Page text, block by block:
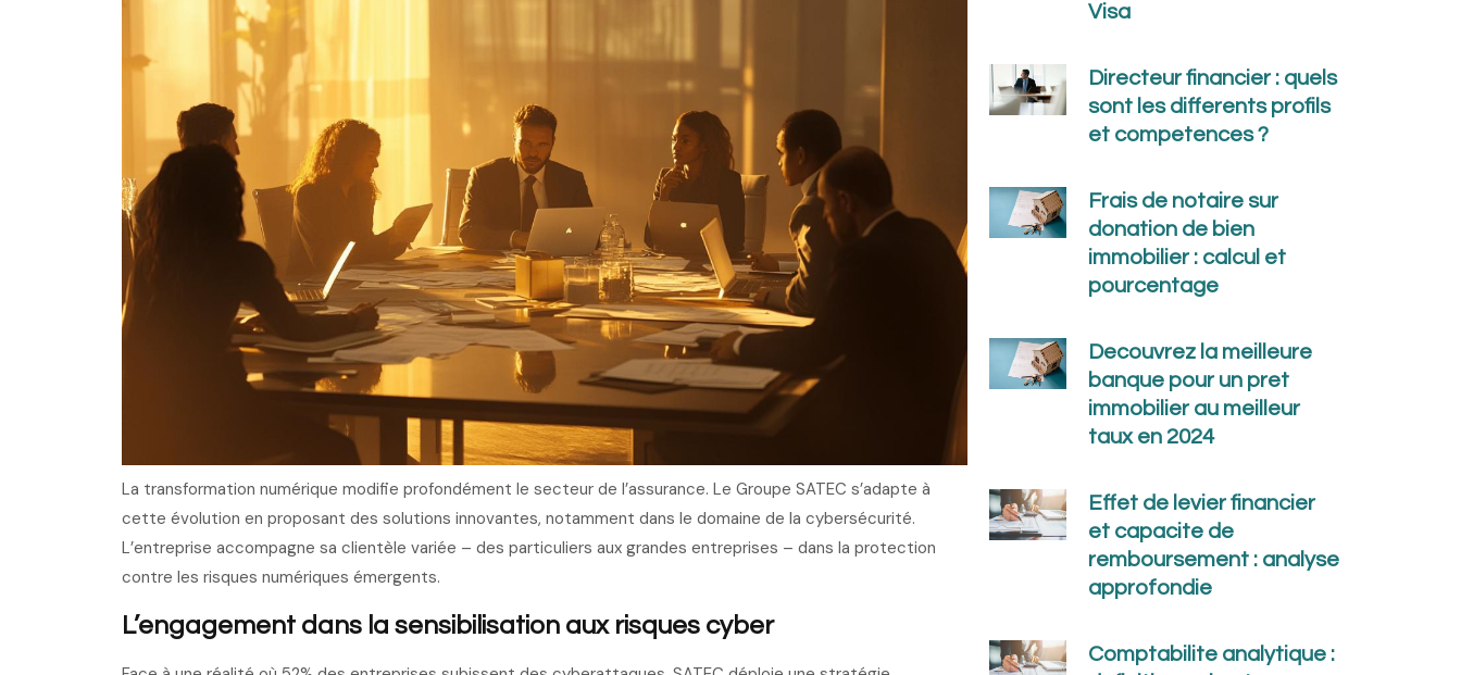
La transformation numérique modifie profondément le secteur de l’assurance. Le Groupe SATEC s’adapte à
cette évolution en proposant des solutions innovantes, notamment dans le domaine de la cybersécurité.
L’entreprise accompagne sa clientèle variée – des particuliers aux grandes entreprises – dans la protection
contre les risques numériques émergents.
L’engagement dans la sensibilisation aux risques cyber
Visa
Directeur financier : quels
sont les differents profils
et competences ?
Frais de notaire sur
donation de bien
immobilier : calcul et
pourcentage
Decouvrez la meilleure
banque pour un pret
immobilier au meilleur
taux en 2024
Effet de levier financier
et capacite de
remboursement : analyse
approfondie
Comptabilite analytique :